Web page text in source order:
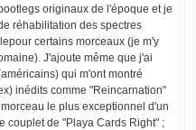
originaux de l'époque et je
réhabilitation des spectres
certains morceaux (je m'y
J'ajoute même que j'ai
qui m'ont montré
inédits comme "Reincarnation"
le plus exceptionnel d'un
couplet de "Playa Cards Right" ;